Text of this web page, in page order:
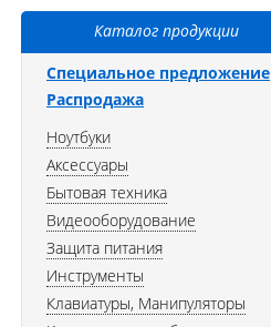
Каталог продукции
Специальное предложение
Распродажа
Ноутбуки
Аксессуары
Бытовая техника
Видеооборудование
Защита питания
Инструменты
Клавиатуры, Манипуляторы